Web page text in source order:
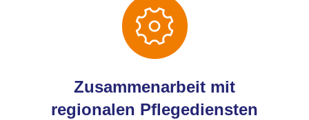
Zusammenarbeit mit
regionalen Pflegediensten